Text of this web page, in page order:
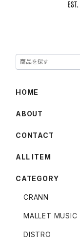
HOME
ABOUT
CONTACT
ALL ITEM
CATEGORY
CRANN
MALLET MUSIC
DISTRO